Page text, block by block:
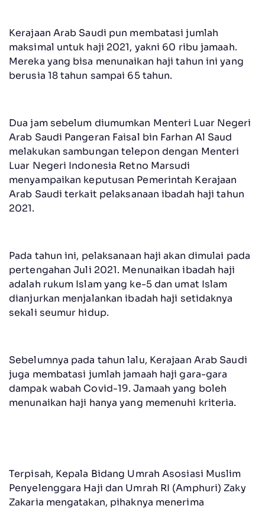
Kerajaan Arab Saudi pun membatasi jumlah
maksimal untuk haji 2021, yakni 60 ribu jamaah.
Mereka yang bisa menunaikan haji tahun ini yang
berusia 18 tahun sampai 65 tahun.
Dua jam sebelum diumumkan Menteri Luar Negeri
Arab Saudi Pangeran Faisal bin Farhan Al Saud
melakukan sambungan telepon dengan Menteri
Luar Negeri Indonesia Retno Marsudi
menyampaikan keputusan Pemerintah Kerajaan
Arab Saudi terkait pelaksanaan ibadah haji tahun
2021.
Pada tahun ini, pelaksanaan haji akan dimulai pada
pertengahan Juli 2021. Menunaikan ibadah haji
adalah rukum Islam yang ke-5 dan umat Islam
dianjurkan menjalankan ibadah haji setidaknya
sekali seumur hidup.
Sebelumnya pada tahun lalu, Kerajaan Arab Saudi
juga membatasi jumlah jamaah haji gara-gara
dampak wabah Covid-19. Jamaah yang boleh
menunaikan haji hanya yang memenuhi kriteria.
Terpisah, Kepala Bidang Umrah Asosiasi Muslim
Penyelenggara Haji dan Umrah RI (Amphuri) Zaky
Zakaria mengatakan, pihaknya menerima